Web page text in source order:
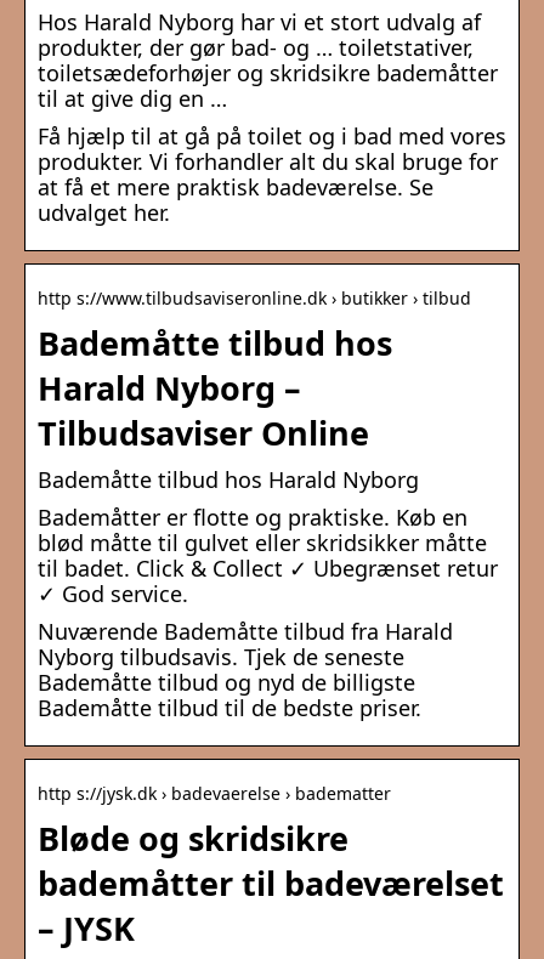
Hos Harald Nyborg har vi et stort udvalg af
produkter, der gør bad- og … toiletstativer,
toiletsædeforhøjer og skridsikre bademåtter
til at give dig en …
Få hjælp til at gå på toilet og i bad med vores
produkter. Vi forhandler alt du skal bruge for
at få et mere praktisk badeværelse. Se
udvalget her.
http s://www.tilbudsaviseronline.dk › butikker › tilbud
Bademåtte tilbud hos
Harald Nyborg –
Tilbudsaviser Online
Bademåtte tilbud hos Harald Nyborg
Bademåtter er flotte og praktiske. Køb en
blød måtte til gulvet eller skridsikker måtte
til badet. Click & Collect ✓ Ubegrænset retur
✓ God service.
Nuværende Bademåtte tilbud fra Harald
Nyborg tilbudsavis. Tjek de seneste
Bademåtte tilbud og nyd de billigste
Bademåtte tilbud til de bedste priser.
http s://jysk.dk › badevaerelse › badematter
Bløde og skridsikre
bademåtter til badeværelset
– JYSK